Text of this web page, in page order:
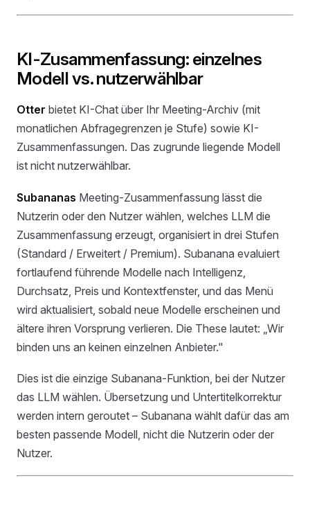
KI-Zusammenfassung: einzelnes
Modell vs. nutzerwählbar
Otter bietet KI-Chat über Ihr Meeting-Archiv (mit
monatlichen Abfragegrenzen je Stufe) sowie KI-
Zusammenfassungen. Das zugrunde liegende Modell
ist nicht nutzerwählbar.
Subananas Meeting-Zusammenfassung lässt die
Nutzerin oder den Nutzer wählen, welches LLM die
Zusammenfassung erzeugt, organisiert in drei Stufen
(Standard / Erweitert / Premium). Subanana evaluiert
fortlaufend führende Modelle nach Intelligenz,
Durchsatz, Preis und Kontextfenster, und das Menü
wird aktualisiert, sobald neue Modelle erscheinen und
ältere ihren Vorsprung verlieren. Die These lautet: „Wir
binden uns an keinen einzelnen Anbieter."
Dies ist die einzige Subanana-Funktion, bei der Nutzer
das LLM wählen. Übersetzung und Untertitelkorrektur
werden intern geroutet – Subanana wählt dafür das am
besten passende Modell, nicht die Nutzerin oder der
Nutzer.